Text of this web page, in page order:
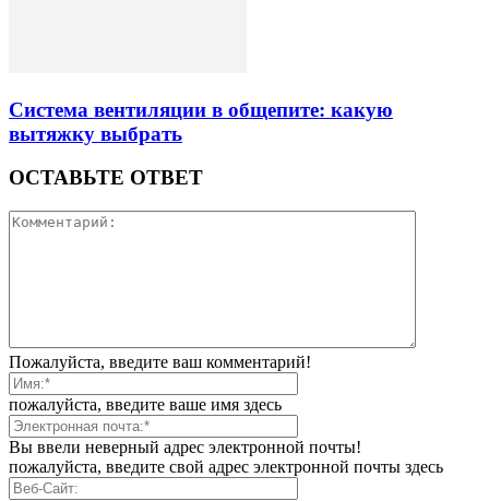
Система вентиляции в общепите: какую
вытяжку выбрать
ОСТАВЬТЕ ОТВЕТ
Пожалуйста, введите ваш комментарий!
пожалуйста, введите ваше имя здесь
Вы ввели неверный адрес электронной почты!
пожалуйста, введите свой адрес электронной почты здесь